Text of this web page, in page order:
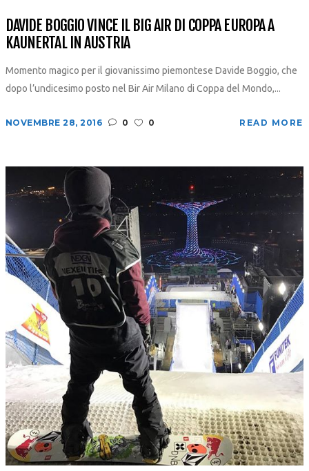
DAVIDE BOGGIO VINCE IL BIG AIR DI COPPA EUROPA A
KAUNERTAL IN AUSTRIA
Momento magico per il giovanissimo piemontese Davide Boggio, che
dopo l’undicesimo posto nel Bir Air Milano di Coppa del Mondo,...
NOVEMBRE 28, 2016 0 0 READ MORE